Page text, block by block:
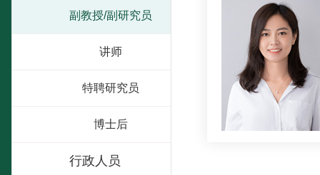
副教授/副研究员
讲师
特聘研究员
博士后
行政人员